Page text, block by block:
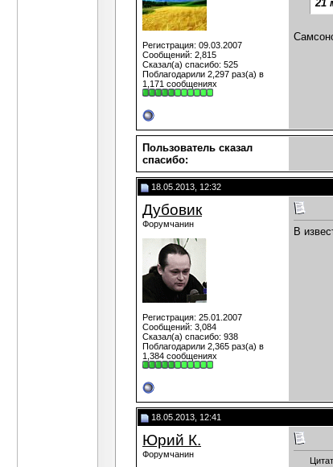
Регистрация: 09.03.2007
Сообщений: 2,815
Сказал(а) спасибо: 525
Поблагодарили 2,297 раз(а) в
1,171 сообщениях
21
Пользователь сказал
cпасибо:
18.05.2013, 12:32
Дубовик
Форумчанин
Регистрация: 25.01.2007
Сообщений: 3,084
Сказал(а) спасибо: 938
Поблагодарили 2,365 раз(а) в
1,384 сообщениях
В
18.05.2013, 12:41
Юрий К.
Форумчанин